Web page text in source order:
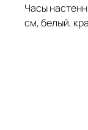
Часы
см, белый,